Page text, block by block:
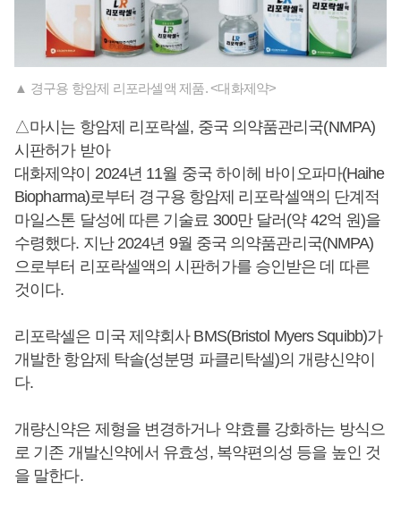
▲ 경구용 항암제 리포라셀액 제품. <대화제약>
△마시는 항암제 리포락셀, 중국 의약품관리국(NMPA)
시판허가 받아
대화제약이 2024년 11월 중국 하이헤 바이오파마(Haihe
Biopharma)로부터 경구용 항암제 리포락셀액의 단계적
마일스톤 달성에 따른 기술료 300만 달러(약 42억 원)을
수령했다. 지난 2024년 9월 중국 의약품관리국(NMPA)
으로부터 리포락셀액의 시판허가를 승인받은 데 따른
것이다.
리포락셀은 미국 제약회사 BMS(Bristol Myers Squibb)가
개발한 항암제 탁솔(성분명 파클리탁셀)의 개량신약이
다.
개량신약은 제형을 변경하거나 약효를 강화하는 방식으
로 기존 개발신약에서 유효성, 복약편의성 등을 높인 것
을 말한다.